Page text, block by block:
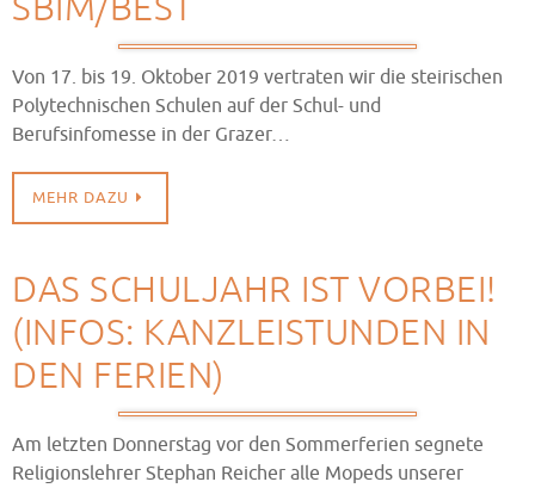
Von 17. bis 19. Oktober 2019 vertraten wir die steirischen
Polytechnischen Schulen auf der Schul- und
Berufsinfomesse in der Grazer…
MEHR DAZU
DAS SCHULJAHR IST VORBEI!
(INFOS: KANZLEISTUNDEN IN
DEN FERIEN)
Am letzten Donnerstag vor den Sommerferien segnete
Religionslehrer Stephan Reicher alle Mopeds unserer